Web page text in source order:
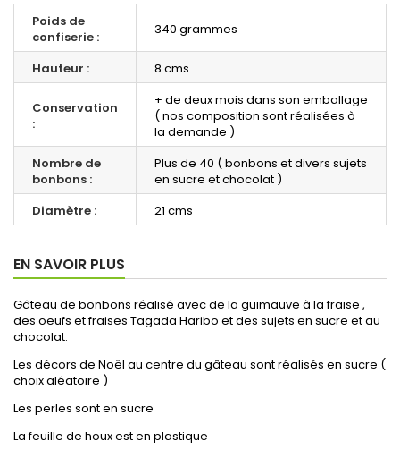
Poids de
confiserie :
340 grammes
Hauteur : 8 cms
Conservation
:
+ de deux mois dans son emballage
( nos composition sont réalisées à
la demande )
Nombre de
bonbons :
Plus de 40 ( bonbons et divers sujets
en sucre et chocolat )
Diamètre :
21 cms
EN SAVOIR PLUS
Gâteau de bonbons réalisé avec de la guimauve à la fraise ,
des oeufs et fraises Tagada Haribo et des sujets en sucre et au
chocolat.
Les décors de Noël au centre du gâteau sont réalisés en sucre (
choix aléatoire )
Les perles sont en sucre
La feuille de houx est en plastique